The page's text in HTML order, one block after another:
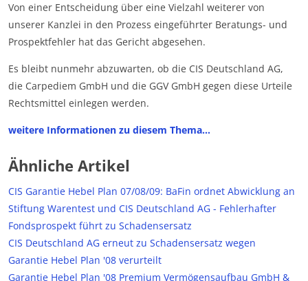
Von einer Entscheidung über eine Vielzahl weiterer von
unserer Kanzlei in den Prozess eingeführter Beratungs- und
Prospektfehler hat das Gericht abgesehen.
Es bleibt nunmehr abzuwarten, ob die CIS Deutschland AG,
die Carpediem GmbH und die GGV GmbH gegen diese Urteile
Rechtsmittel einlegen werden.
weitere Informationen zu diesem Thema…
Ähnliche Artikel
CIS Garantie Hebel Plan 07/08/09: BaFin ordnet Abwicklung an
Stiftung Warentest und CIS Deutschland AG - Fehlerhafter
Fondsprospekt führt zu Schadensersatz
CIS Deutschland AG erneut zu Schadensersatz wegen
Garantie Hebel Plan '08 verurteilt
Garantie Hebel Plan '08 Premium Vermögensaufbau GmbH &